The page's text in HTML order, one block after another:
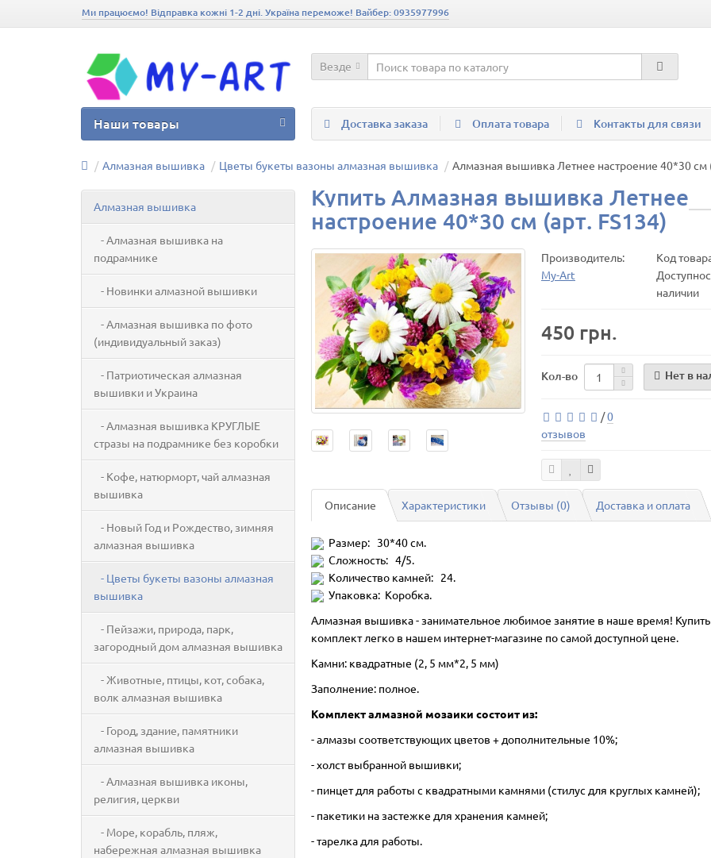
Ми працюємо! Відправка кожні 1-2 дні. Україна переможе! Вайбер: 0935977996
Везде
Доставка заказа Оплата товара Контакты для связи
Наши товары
Алмазная вышивка Цветы букеты вазоны алмазная вышивка Алмазная вышивка Летнее настроение 40*30 см
Алмазная вышивка
- Алмазная вышивка на
подрамнике
- Новинки алмазной вышивки
- Алмазная вышивка по фото
(индивидуальный заказ)
- Патриотическая алмазная
вышивки и Украина
- Алмазная вышивка КРУГЛЫЕ
стразы на подрамнике без коробки
- Кофе, натюрморт, чай алмазная
вышивка
- Новый Год и Рождество, зимняя
алмазная вышивка
- Цветы букеты вазоны алмазная
вышивка
- Пейзажи, природа, парк,
загородный дом алмазная вышивка
- Животные, птицы, кот, собака,
волк алмазная вышивка
- Город, здание, памятники
алмазная вышивка
- Алмазная вышивка иконы,
религия, церкви
- Море, корабль, пляж,
набережная алмазная вышивка
Купить Алмазная вышивка Летнее
настроение 40*30 см (арт. FS134)
Производитель:
My-Art
Код
наличии
450 грн.
Кол-во Нет в
/0
отзывов
Описание Характеристики Отзывы (0) Доставка и оплата
Размер: 30*40 см.
Сложность: 4/5.
Количество камней: 24.
Упаковка: Коробка.
Алмазная вышивка - занимательное любимое занятие в наше время! Купить
комплект легко в нашем интернет-магазине по самой доступной цене.
Камни: квадратные (2, 5 мм*2, 5 мм)
Заполнение: полное.
Комплект алмазной мозаики состоит из:
- алмазы соответствующих цветов + дополнительные 10%;
- холст выбранной вышивки;
- пинцет для работы с квадратными камнями (стилус для круглых камней);
- пакетики на застежке для хранения камней;
- тарелка для работы.